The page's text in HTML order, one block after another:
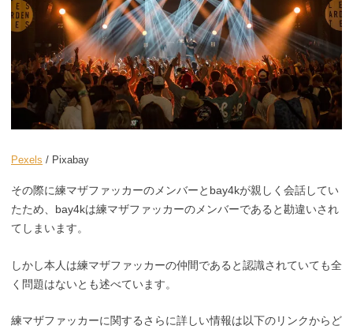
Pexels / Pixabay
その際に練マザファッカーのメンバーとbay4kが親しく会話してい
たため、bay4kは練マザファッカーのメンバーであると勘違いされ
てしまいます。
しかし本人は練マザファッカーの仲間であると認識されていても全
く問題はないとも述べています。
練マザファッカーに関するさらに詳しい情報は以下のリンクからど